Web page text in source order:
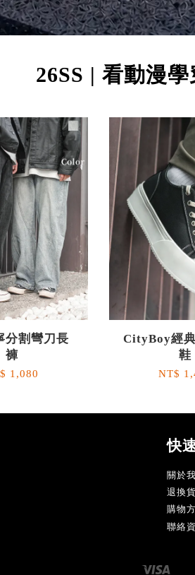
26SS | 看動漫
分割彎刀長
褲
1,080
CityBoy經
鞋
NT$
快
關於
退換
購物
聯絡